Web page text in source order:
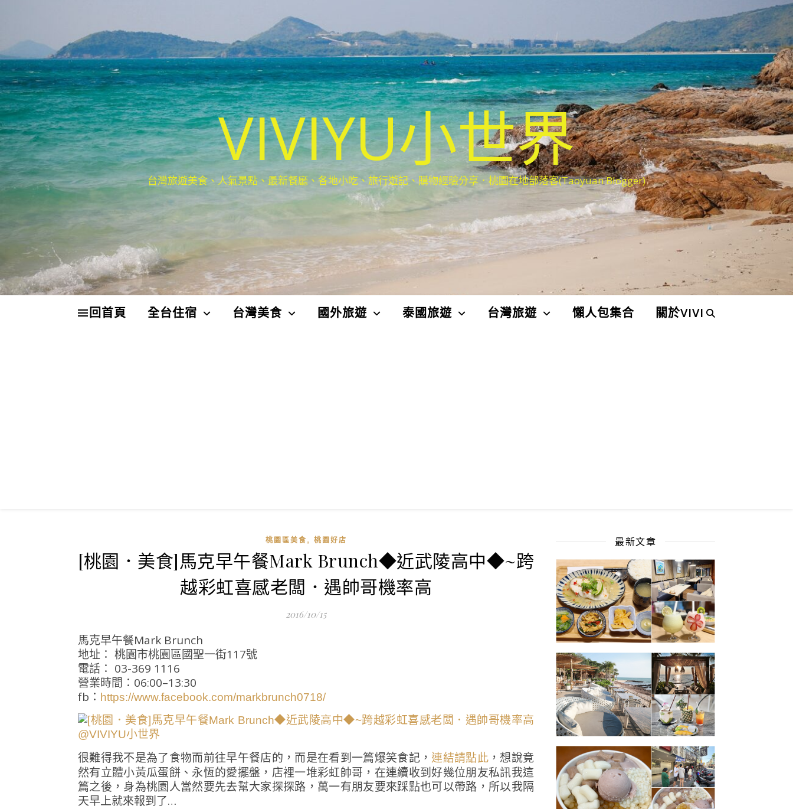
VIVIYU小世界
台灣旅遊美食、人氣景點、最新餐廳、各地小吃、旅行遊記、購物經驗分享．桃園在地部落客(Taoyuan Blogger)
回首頁 全台住宿 台灣美食 國外旅遊 泰國旅遊 台灣旅遊 懶人包集合 關於VIVI
桃園區美食 , 桃園好店
[桃園．美食]馬克早午餐Mark Brunch◆近武陵高中◆~跨
越彩虹喜感老闆．遇帥哥機率高
2016/10/15
馬克早午餐Mark Brunch
地址： 桃園市桃園區國聖一街117號
電話： 03-369 1116
營業時間：06:00–13:30
fb： https://www.facebook.com/markbrunch0718/
很難得我不是為了食物而前往早午餐店的，而是在看到一篇爆笑食記，連結請點此 ，想說竟
然有立體小黃瓜蛋餅、永恆的愛擺盤，店裡一堆彩虹帥哥，在連續收到好幾位朋友私訊我這
篇之後，身為桃園人當然要先去幫大家探探路，萬一有朋友要來踩點也可以帶路，所以我隔
天早上就來報到了…
最新文章